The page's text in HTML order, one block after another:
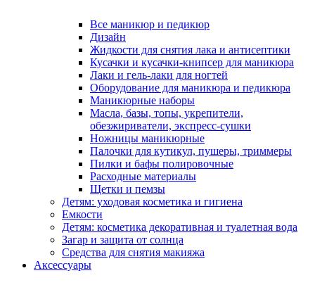
Все маникюр и педикюр
Дизайн
Жидкости для снятия лака и антисептики
Кусачки и кусачки-книпсер для маникюра
Лаки и гель-лаки для ногтей
Оборудование для маникюра и педикюра
Маникюрные наборы
Масла, базы, топы, укрепители,
обезжириватели, экспресс-сушки
Ножницы маникюрные
Палочки для кутикул, пушеры, триммеры
Пилки и бафы полировочные
Расходные материалы
Щетки и пемзы
Детям: уходовая косметика и гигиена
Емкости
Детям: косметика декоративная и туалетная вода
Загар и защита от солнца
Средства для снятия макияжа
Аксессуары